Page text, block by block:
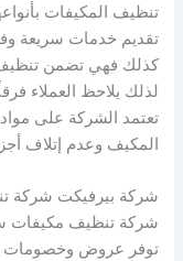
تنظيف المكيفات
تقديم خدمات سريعة
كذلك فهي تضمن تنظيف
لذلك يلاحظ العملاء
تعتمد الشركة على
المكيف وعدم إتلاف
شركة بيرفيكت شركة
شركة تنظيف مكيفات
توفر عروض وخصومات